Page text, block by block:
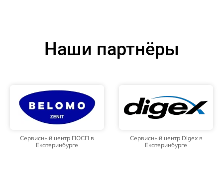
Наши партнёры
Сервисный центр ПОСП в
Екатеринбурге
Сервисный центр Digex в
Екатеринбурге